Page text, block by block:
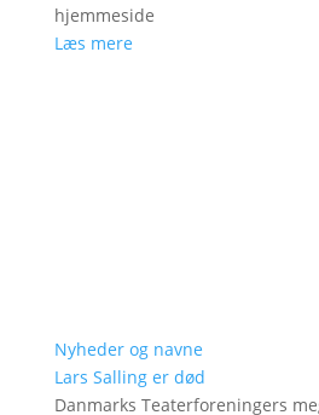
hjemmeside
Læs mere
Nyheder og navne
Lars Salling er død
Danmarks Teaterforeningers